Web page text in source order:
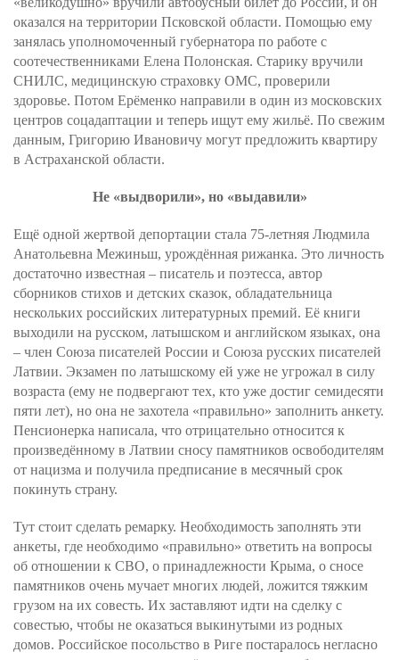
оказался на территории Псковской области. Помощью ему
занялась уполномоченный губернатора по работе с
соотечественниками Елена Полонская. Старику вручили
СНИЛС, медицинскую страховку ОМС, проверили
здоровье. Потом Ерёменко направили в один из московских
центров соцадаптации и теперь ищут ему жильё. По свежим
данным, Григорию Ивановичу могут предложить квартиру
в Астраханской области.
Не «выдворили», но «выдавили»
Ещё одной жертвой депортации стала 75-летняя Людмила
Анатольевна Межиньш, урождённая рижанка. Это личность
достаточно известная – писатель и поэтесса, автор
сборников стихов и детских сказок, обладательница
нескольких российских литературных премий. Её книги
выходили на русском, латышском и английском языках, она
– член Союза писателей России и Союза русских писателей
Латвии. Экзамен по латышскому ей уже не угрожал в силу
возраста (ему не подвергают тех, кто уже достиг семидесяти
пяти лет), но она не захотела «правильно» заполнить анкету.
Пенсионерка написала, что отрицательно относится к
произведённому в Латвии сносу памятников освободителям
от нацизма и получила предписание в месячный срок
покинуть страну.
Тут стоит сделать ремарку. Необходимость заполнять эти
анкеты, где необходимо «правильно» ответить на вопросы
об отношении к СВО, о принадлежности Крыма, о сносе
памятников очень мучает многих людей, ложится тяжким
грузом на их совесть. Их заставляют идти на сделку с
совестью, чтобы не оказаться выкинутыми из родных
домов. Российское посольство в Риге постаралось негласно